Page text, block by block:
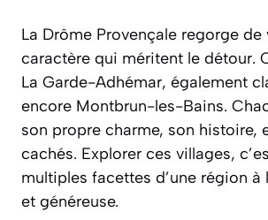
La Drôme Provençale regorge de
caractère qui méritent le détour.
La Garde-Adhémar, également
encore Montbrun-les-Bains.
son propre charme, son histoire,
cachés. Explorer ces villages,
multiples facettes d’une région
et généreuse.